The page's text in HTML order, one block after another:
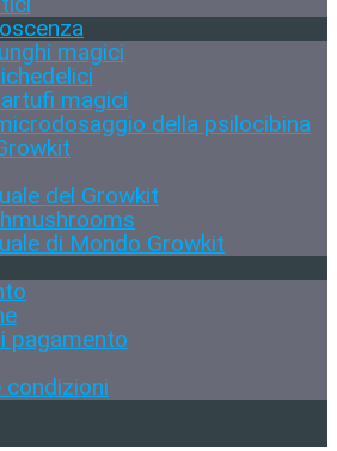
magici
magici
della psilocibina
del Growkit
di Mondo Growkit
pagamento
condizioni